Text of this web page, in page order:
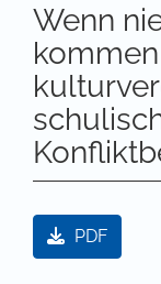
Wenn
Artikel-
PDF